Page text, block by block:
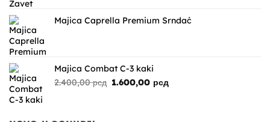
bila:
1.600,00 рсд.
Majica Caprella Premium Srndać
Majica Combat C-3 kaki
2.400,00рсд Originalna
1.600,00 рсдTrenutna